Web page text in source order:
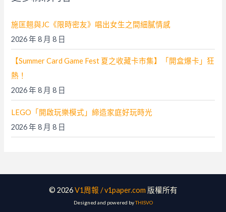
:
施匡翹與JC《限時密友》唱出女生之間細膩情感
2026 年 8 月 8 日
【Summer Card Game Fest 夏之收藏卡市集】「開盒爆卡」狂
熱！
2026 年 8 月 8 日
LEGO「開啟玩樂模式」締造家庭好玩時光
2026 年 8 月 8 日
© 2026V1周報 / v1paper.com 版權所有
Designed and powered byTHISVO